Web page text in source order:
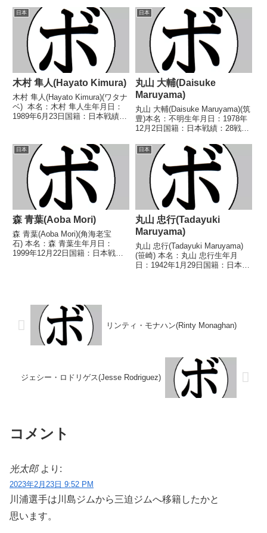
ーパーバンタム級新人王1回戦
2021/04/11 ●4RTKO...
ル】1985年度東日本スーパーフ
ライ級新人王 【戦歴】
1984/11/27 ○2R...
日本
木村 隼人(Hayato Kimura)
木村 隼人(Hayato Kimura)(ワタナ
ベ) 本名：木村 隼人生年月日：
1989年6月23日国籍：日本戦績：
国スーパーフライ級王座WBOア
ジアパシフィックス...
日本
丸山 大輔(Daisuke
Maruyama)
丸山 大輔(Daisuke Maruyama)(筑
豊)本名：不明生年月日：1978年
12月2日国籍：日本戦績：28戦25
ル】なし【戦歴】1999/06/27
○1RKO 梶村 征一郎(大阪帝
拳)1999/1...
日本
森 青葉(Aoba Mori)
森 青葉(Aoba Mori)(角海老宝
石) 本名：森 青葉生年月日：
1999年12月22日国籍：日本戦
日本
丸山 忠行(Tadayuki
Maruyama)
丸山 忠行(Tadayuki Maruyama)
(笹崎) 本名：丸山 忠行生年月
日：1942年1月29日国籍：日本戦
リンティ・モナハン(Rinty Monaghan)
ジェシー・ロドリゲス(Jesse Rodriguez)
コメント
光太郎 より:
2023年2月23日 9:52 PM
川浦選手は川島ジムから三迫ジムへ移籍したかと
思います。